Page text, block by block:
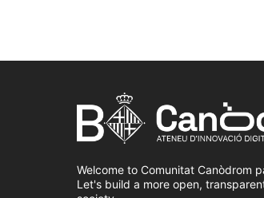
Welcome to Comunitat Canòdrom
Let's build a more open,